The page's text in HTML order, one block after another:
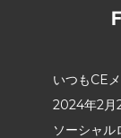
いつもCE
2024年2月
ソーシャ